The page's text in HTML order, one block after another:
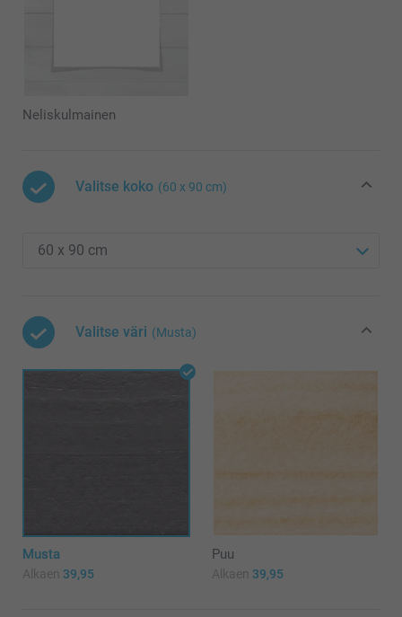
Neliskulmainen
Valitse koko (60 x 90 cm)
Valitse väri (Musta)
Musta
Alkaen 39,95
Puu
Alkaen 39,95